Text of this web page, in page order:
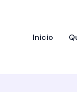
Inicio